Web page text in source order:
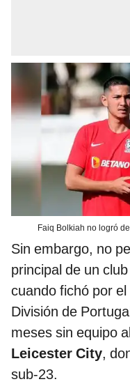
Faiq Bolkiah no logró
Sin embargo, no
principal de un
cuando fichó por
División de
meses sin equipo
Leicester City,
sub-23.